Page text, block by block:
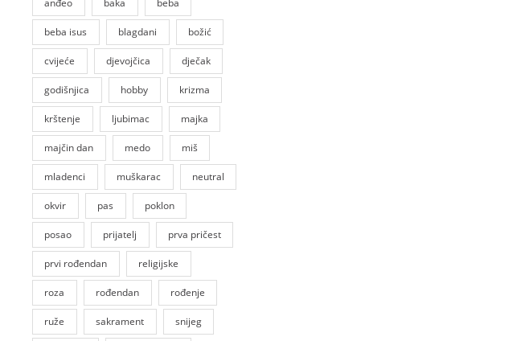
anđeo baka beba
beba isus blagdani božić
cvijeće djevojčica dječak
godišnjica hobby krizma
krštenje ljubimac majka
majčin dan medo miš
mladenci muškarac neutral
okvir pas poklon
posao prijatelj prva pričest
prvi rođendan religijske
roza rođendan rođenje
ruže sakrament snijeg